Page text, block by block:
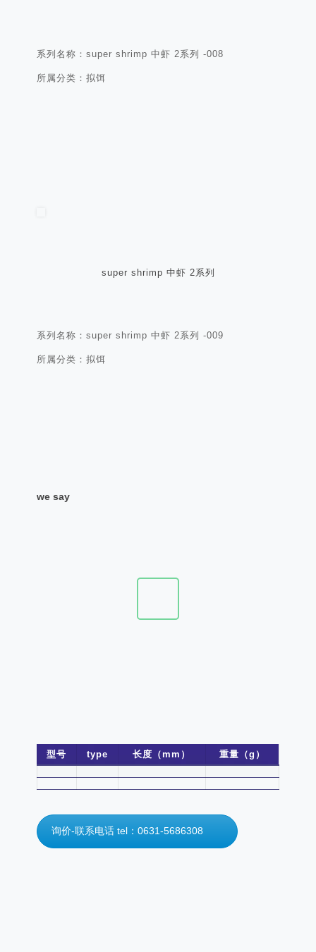
系列名称：super shrimp 中虾 2系列 -008
所属分类：拟饵
super shrimp 中虾 2系列
系列名称：super shrimp 中虾 2系列 -009
所属分类：拟饵
we say
型号 type 长度（mm） 重量（g）
询价-联系电话 tel：0631-5686308